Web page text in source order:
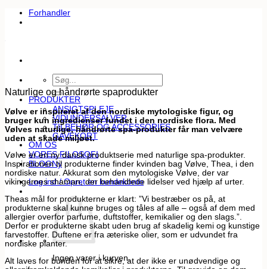
FortsætForhandler
Søg
efter:
PRODUKTER
ANSIGTSPLEJE
VIDUNDERSALVER
TILBEHØR OG ACCESSORIES
GAVEKORT
OM OS
VORES FILOSOFI
BLOG
Log ind / Opret en kundekonto
Ingen varer i kurven.
Naturlige og håndrørte spaprodukter
Vølve er inspireret af den nordiske mytologiske figur, og
bruger kun ingredienser fundet i den nordiske flora. Med
Vølves naturlige, håndrørte spa-produkter får man velvære
uden at skade miljøet.
Vølve er en ny dansk produktserie med naturlige spa-produkter.
Inspirationen til produkterne finder kvinden bag Vølve, Thea, i den
nordiske natur. Akkurat som den mytologiske Vølve, der var
vikingernes shaman, der behandlede lidelser ved hjælp af urter.
Theas mål for produkterne er klart: ”Vi bestræber os på, at
produkterne skal kunne bruges og tåles af alle – også af dem med
allergier overfor parfume, duftstoffer, kemikalier og den slags.”.
Derfor er produkterne skabt uden brug af skadelig kemi og kunstige
farvestoffer. Duftene er fra æteriske olier, som er udvundet fra
nordiske planter.
Alt laves for bunden for at sikre, at der ikke er unødvendige og